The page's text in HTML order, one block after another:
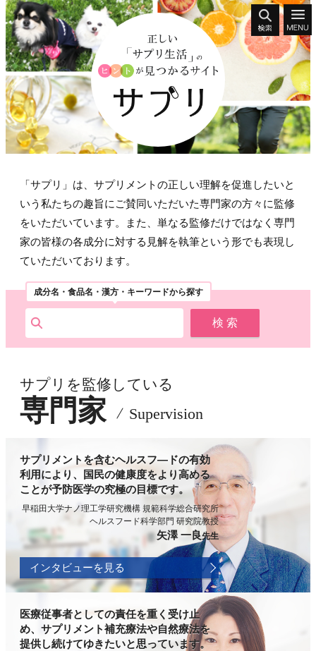
「サプリ」は、サプリメントの正しい理解を促進したいと
いう私たちの趣旨にご賛同いただいた専門家の方々に監修
をいただいています。また、単なる監修だけではなく専門
家の皆様の各成分に対する見解を執筆という形でも表現し
ていただいております。
成分名・食品名・漢方・キーワードから探す
サプリを監修している
専門家 Supervision
サプリメントを含むヘルスフ―ドの有効
利用により、国民の健康度をより高める
ことが予防医学の究極の目標です。
早稲田大学ナノ理工学研究機構 規範科学総合研究所
ヘルスフード科学部門 研究院教授
矢澤 一良先生
インタビューを見る
医療従事者としての責任を重く受け止
め、サプリメント補充療法や自然療法を
提供し続けてゆきたいと思っています。